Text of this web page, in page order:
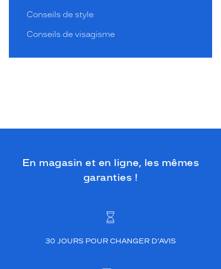
Conseils de style
Conseils de visagisme
En magasin et en ligne, les mêmes
garanties !
30 JOURS POUR CHANGER D’AVIS